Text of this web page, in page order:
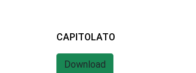
CAPITOLATO
Download